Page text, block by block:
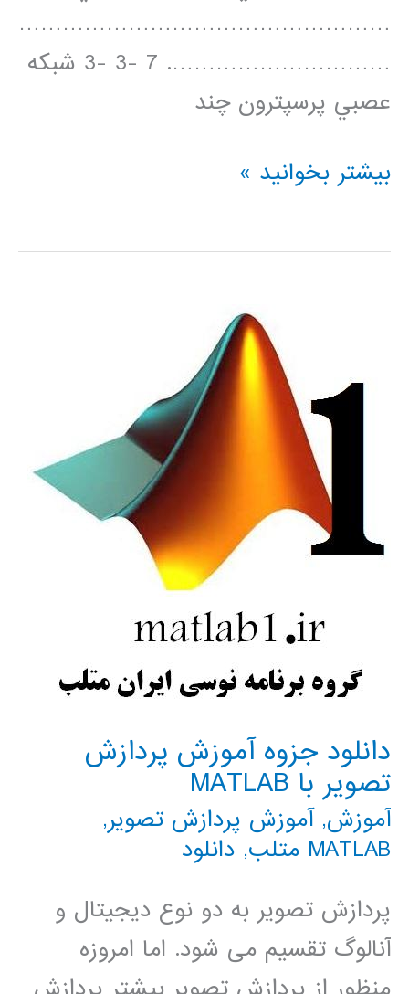
……………………………………………
…………………………. 7 -3 -3 شبكه
عصبي پرسپترون چند
آموزش
از
عصبي
MATLAB
ارائه
يك
بیشتر بخوانید »
دانلود جزوه آموزش پردازش
تصویر با MATLAB
آموزش,آموزش پردازش تصویر,
MATLAB متلب
, دانلود
پردازش تصویر به دو نوع دیجیتال و
آنالوگ تقسیم می شود. اما امروزه